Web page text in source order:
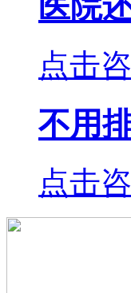
点击
不用
点击